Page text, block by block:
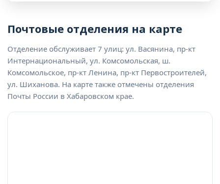
Почтовые отделения на карте
Отделение обслуживает 7 улиц: ул. Васянина, пр-кт
Интернациональный, ул. Комсомольская, ш.
Комсомольское, пр-кт Ленина, пр-кт Первостроителей,
ул. Шиханова. На карте также отмечены отделения
Почты России в Хабаровском крае.